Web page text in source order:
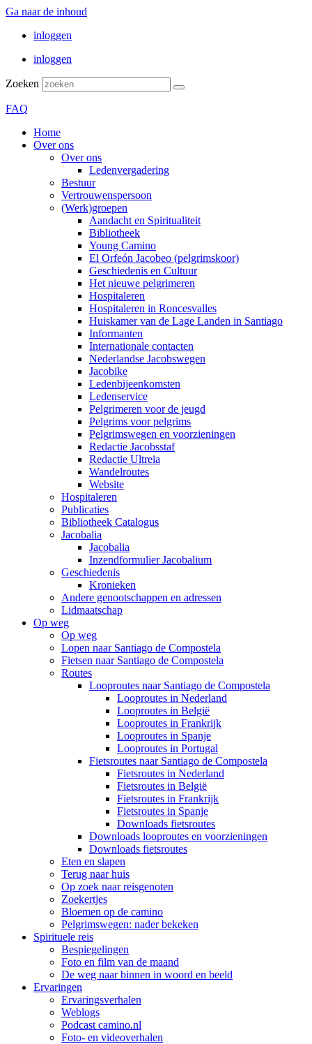
Ga naar de inhoud
inloggen
inloggen
Zoeken
FAQ
Home
Over ons
Over ons
Ledenvergadering
Bestuur
Vertrouwenspersoon
(Werk)groepen
Aandacht en Spiritualiteit
Bibliotheek
Young Camino
El Orfeón Jacobeo (pelgrimskoor)
Geschiedenis en Cultuur
Het nieuwe pelgrimeren
Hospitaleren
Hospitaleren in Roncesvalles
Huiskamer van de Lage Landen in Santiago
Informanten
Internationale contacten
Nederlandse Jacobswegen
Jacobike
Ledenbijeenkomsten
Ledenservice
Pelgrimeren voor de jeugd
Pelgrims voor pelgrims
Pelgrimswegen en voorzieningen
Redactie Jacobsstaf
Redactie Ultreia
Wandelroutes
Website
Hospitaleren
Publicaties
Bibliotheek Catalogus
Jacobalia
Jacobalia
Inzendformulier Jacobalium
Geschiedenis
Kronieken
Andere genootschappen en adressen
Lidmaatschap
Op weg
Op weg
Lopen naar Santiago de Compostela
Fietsen naar Santiago de Compostela
Routes
Looproutes naar Santiago de Compostela
Looproutes in Nederland
Looproutes in België
Looproutes in Frankrijk
Looproutes in Spanje
Looproutes in Portugal
Fietsroutes naar Santiago de Compostela
Fietsroutes in Nederland
Fietsroutes in België
Fietsroutes in Frankrijk
Fietsroutes in Spanje
Downloads fietsroutes
Downloads looproutes en voorzieningen
Downloads fietsroutes
Eten en slapen
Terug naar huis
Op zoek naar reisgenoten
Zoekertjes
Bloemen op de camino
Pelgrimswegen: nader bekeken
Spirituele reis
Bespiegelingen
Foto en film van de maand
De weg naar binnen in woord en beeld
Ervaringen
Ervaringsverhalen
Weblogs
Podcast camino.nl
Foto- en videoverhalen